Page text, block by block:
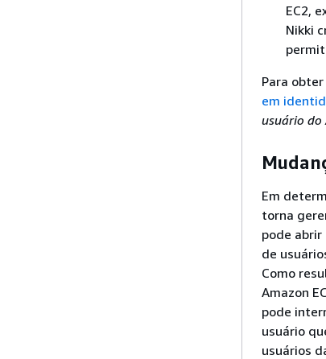
EC2,
Nikki
Para
em
usuário do
Em
torna
pode abrir
de
Como
Amazon
pode
usuário
usuários